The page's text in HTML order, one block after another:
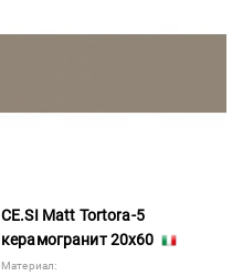
CE.SI Matt Tortora-5
керамогранит 20x60
Материал: